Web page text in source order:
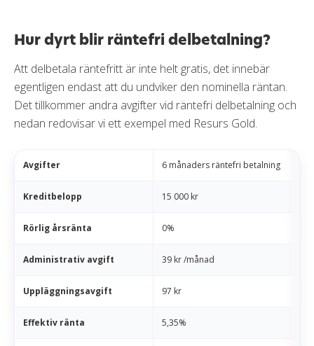
Hur dyrt blir räntefri delbetalning?
Att delbetala räntefritt är inte helt gratis, det innebär
egentligen endast att du undviker den nominella räntan.
Det tillkommer andra avgifter vid räntefri delbetalning och
nedan redovisar vi ett exempel med Resurs Gold.
Avgifter 6 månaders räntefri betalning
Kreditbelopp 15 000 kr
Rörlig årsränta 0%
Administrativ avgift 39 kr /månad
Uppläggningsavgift 97 kr
Effektiv ränta 5,35%